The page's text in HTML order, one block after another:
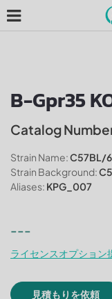
B-Gpr35
Catalog
Strain Name:C57BL/
Strain Background:
Aliases: KPG_007
---
ライセンスオプション
見積もりを依頼